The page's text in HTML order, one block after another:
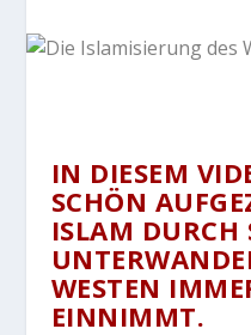
IN DIESEM
SCHÖN
ISLAM DURCH
WESTEN
EINNIMMT.